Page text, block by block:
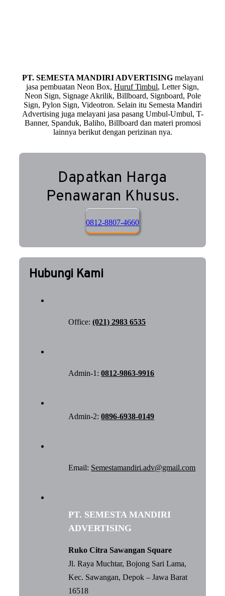
PT. SEMESTA MANDIRI ADVERTISINGmelayani
jasa pembuatan Neon Box, Huruf Timbul, Letter Sign,
Neon Sign, Signage Akrilik, Billboard, Signboard, Pole
Sign, Pylon Sign, Videotron. Selain itu Semesta Mandiri
Advertising juga melayani jasa pasang Umbul-Umbul, T-
Banner, Spanduk, Baliho, Billboard dan materi promosi
lainnya berikut dengan perizinan nya.
Dapatkan Harga
Penawaran Khusus.
0812-8807-4660
Hubungi Kami
Office:(021) 2983 6535
Admin-1:0812-9863-9916
Admin-2:0896-6938-0149
Email: Semestamandiri.adv@gmail.com
PT. SEMESTA MANDIRI
ADVERTISING
Ruko Citra Sawangan Square
Jl. Raya Muchtar, Bojong Sari Lama,
Kec. Sawangan, Depok – Jawa Barat
16518